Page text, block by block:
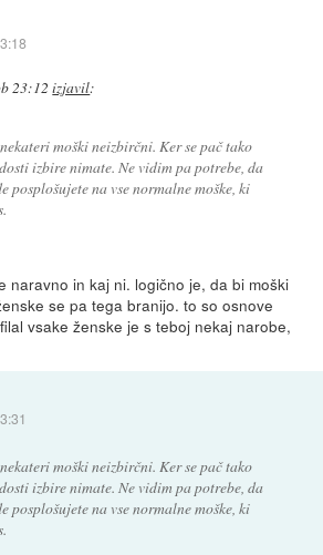
23:12 izjavil:
moški neizbirčni. Ker se pač tako
izbire nimate. Ne vidim pa potrebe, da
posplošujete na vse normalne moške, ki
naravno in kaj ni. logično je, da bi moški
se pa tega branijo. to so osnove
vsake ženske je s teboj nekaj narobe,
moški neizbirčni. Ker se pač tako
izbire nimate. Ne vidim pa potrebe, da
posplošujete na vse normalne moške, ki